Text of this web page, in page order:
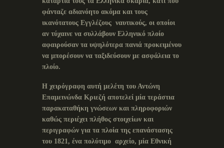
φάνταζε αδιανόητο ακόμα και τους
ικανότατους Εγγλέζους ναυτικούς, οι οποίοι
αν τύχαινε να συλλάβουν Ελληνικό πλοίο
αφαιρούσαν τα υψηλότερα πανιά προκειμένου
να μπορέσουν να ταξιδεύσουν με ασφάλεια το
πλοίο.
Η χειρόγραφη αυτή μελέτη του Αντώνη
Επαμεινώνδα Κριεζή αποτελεί μία τεράστια
παρακαταθήκη γνώσεων και πληροφοριών
καθώς περιέχει πλήθος στοιχείων και
περιγραφών για τα πλοία της επανάστασης
του 1821, ένα πολύτιμο αρχείο, μία Εθνική